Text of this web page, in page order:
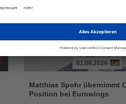
Sie
die
01.08.2026
Matthias Spohr übernimmt
Position bei Eurowings